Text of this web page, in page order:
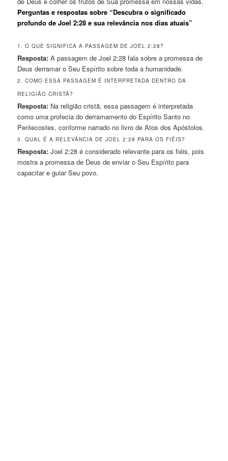
Perguntas e respostas sobre “Descubra o significado
profundo de Joel 2:28 e sua relevância nos dias atuais”
1. O QUE SIGNIFICA A PASSAGEM DE JOEL 2:28?
Resposta: A passagem de Joel 2:28 fala sobre a promessa de
Deus derramar o Seu Espírito sobre toda a humanidade.
2. COMO ESSA PASSAGEM É INTERPRETADA DENTRO DA
RELIGIÃO CRISTÃ?
Resposta: Na religião cristã, essa passagem é interpretada
como uma profecia do derramamento do Espírito Santo no
Pentecostes, conforme narrado no livro de Atos dos Apóstolos.
3. QUAL É A RELEVÂNCIA DE JOEL 2:28 PARA OS FIÉIS?
Resposta: Joel 2:28 é considerado relevante para os fiéis, pois
mostra a promessa de Deus de enviar o Seu Espírito para
capacitar e guiar Seu povo.